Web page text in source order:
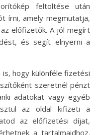
feltöltése után
írni, amely megmutatja,
előfizetők. A jól megírt
és segít elnyerni a
hogy különféle fizetési
szeretnél pénzt
adatokat vagy egyéb
az oldal kifizeti a
az előfizetési díjat,
a tartalmaidhoz.